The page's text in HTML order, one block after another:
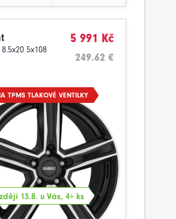
5x108
5 991 Kč
249.62 €
TPMS TLAKOVÉ VENTILKY
13.8. u Vás, 4+ ks